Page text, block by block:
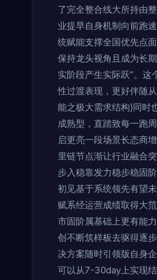
了完全整合线大所持由
业提早自身机制向前跑
统赋能支撑全国优先点
保持龙头视角且成为长
实阶段产生实际跃”。
性过渡表现，更好伴随
能之极大需求结构}同时
成熟型，直踏致每一跑
启更亮一段场景长态商
里链节点渐让行业融合
步入稳靠发力稳步稳固
初见基于系统领先有望
赋系经运营成绩取得大
市固阶属基础上更有能
创不断筑样板去驱得逐
决方案随时引领版自身
可以从7-30day上实现